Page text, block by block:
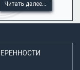
Читать далее...